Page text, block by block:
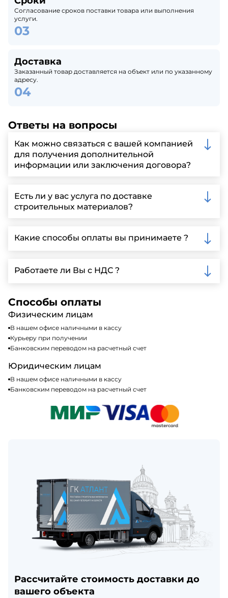
Согласование сроков поставки товара или выполнения
услуги.
Доставка
Заказанный товар доставляется на объект или по указанному
адресу.
Ответы на вопросы
Как можно связаться с вашей компанией
для получения дополнительной
информации или заключения договора?
запрос через нашу официальную почту или
заполнить форму на нашем сайте для более
детальной информации и организации встречи.
Есть ли у вас услуга по доставке
строительных материалов?
Ленинградской области, у нас собственный
автопарк, для обеспечения быстрой и надежной
Какие способы оплаты вы принимаете ?
включая наличные, банковские переводы,
кредитные карты. Подробную информацию о
Работаете ли Вы с НДС ?
налогообложения, т.е с НДС 20%
Способы оплаты
Физическим лицам
В нашем офисе наличными в кассу
Курьеру при получении
Банковским переводом на расчетный счет
Юридическим лицам
В нашем офисе наличными в кассу
Банковским переводом на расчетный счет
Рассчитайте стоимость доставки до
вашего объекта